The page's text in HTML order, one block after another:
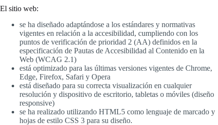
El sitio web:
se ha diseñado adaptándose a los estándares y normativas
vigentes en relación a la accesibilidad, cumpliendo con los
puntos de verificación de prioridad 2 (AA) definidos en la
especificación de Pautas de Accesibilidad al Contenido en la
Web (WCAG 2.1)
está optimizado para las últimas versiones vigentes de Chrome,
Edge, Firefox, Safari y Opera
está diseñado para su correcta visualización en cualquier
resolución y dispositivo de escritorio, tabletas o móviles (diseño
responsive)
se ha realizado utilizando HTML5 como lenguaje de marcado y
hojas de estilo CSS 3 para su diseño.